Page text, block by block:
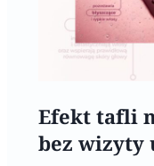
Efekt tafli
bez wizyty